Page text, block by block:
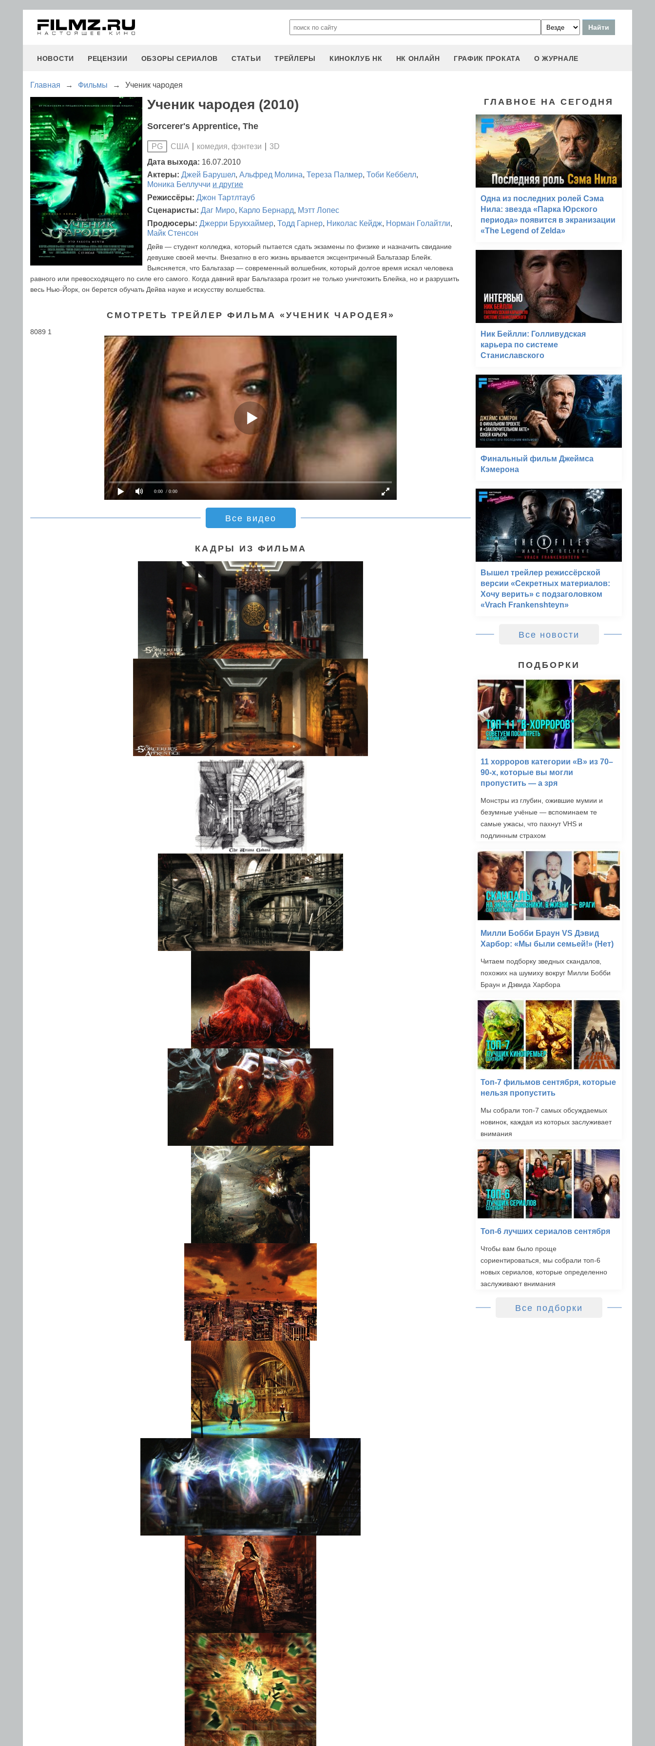
НОВОСТИ РЕЦЕНЗИИ ОБЗОРЫ СЕРИАЛОВ СТАТЬИ ТРЕЙЛЕРЫ КИНОКЛУБ НК НК ОНЛАЙН ГРАФИК ПРОКАТА О ЖУРНАЛЕ
Главная → Фильмы → Ученик чародея
Ученик чародея (2010)
Sorcerer's Apprentice, The
PG США комедия, фэнтези
3D
Дата выхода: 16.07.2010
Актеры: Джей Барушел, Альфред Молина, Тереза Палмер, Тоби Кеббелл,
Моника Беллуччи и другие
Режиссёры: Джон Тартлтауб
Сценаристы: Даг Миро, Карло Бернард, Мэтт Лопес
Продюсеры: Джерри Брукхаймер, Тодд Гарнер, Николас Кейдж, Норман Голайтли,
Майк Стенсон
Дейв — студент колледжа, который пытается сдать экзамены по физике и назначить свидание
девушке своей мечты. Внезапно в его жизнь врывается эксцентричный Бальтазар Блейк.
Выясняется, что Бальтазар — современный волшебник, который долгое время искал человека
равного или превосходящего по силе его самого. Когда давний враг Бальтазара грозит не только уничтожить Блейка, но и разрушить
весь Нью-Йорк, он берется обучать Дейва науке и искусству волшебства.
СМОТРЕТЬ ТРЕЙЛЕР ФИЛЬМА «УЧЕНИК ЧАРОДЕЯ»
8089 1
0:00 / 0:00
Все видео
КАДРЫ ИЗ ФИЛЬМА
ГЛАВНОЕ НА СЕГОДНЯ
Одна из последних ролей Сэма
Нила: звезда «Парка Юрского
периода» появится в экранизации
«The Legend of Zelda»
Ник Бейлли: Голливудская
карьера по системе
Станиславского
Финальный фильм Джеймса
Кэмерона
Вышел трейлер режиссёрской
версии «Секретных материалов:
Хочу верить» с подзаголовком
«Vrach Frankenshteyn»
Все новости
ПОДБОРКИ
11 хорроров категории «B» из 70–
90-х, которые вы могли
пропустить — а зря
Монстры из глубин, ожившие мумии и
безумные учёные — вспоминаем те
самые ужасы, что пахнут VHS и
подлинным страхом
Милли Бобби Браун VS Дэвид
Харбор: «Мы были семьей!» (Нет)
Читаем подборку зведных скандалов,
похожих на шумиху вокруг Милли Бобби
Браун и Дэвида Харбора
Топ-7 фильмов сентября, которые
нельзя пропустить
Мы собрали топ-7 самых обсуждаемых
новинок, каждая из которых заслуживает
внимания
Топ-6 лучших сериалов сентября
Чтобы вам было проще
сориентироваться, мы собрали топ-6
новых сериалов, которые определенно
заслуживают внимания
Все подборки